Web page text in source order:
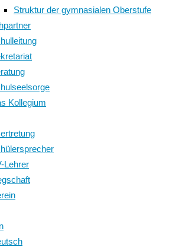
Struktur der gymnasialen Oberstufe
Kollegium
Lehrer